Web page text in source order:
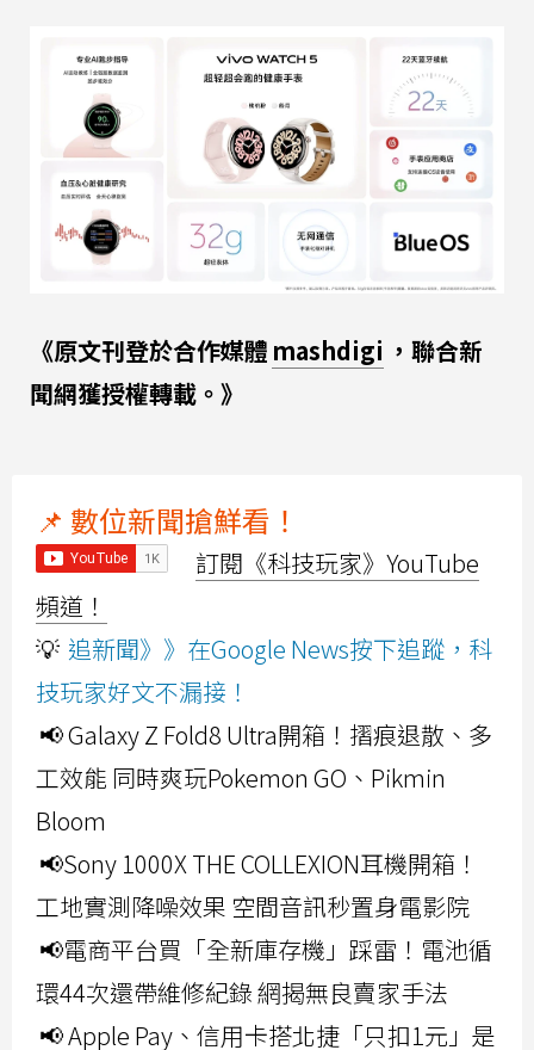
《原文刊登於合作媒體 mashdigi ，聯合新
聞網獲授權轉載。》
📌 數位新聞搶鮮看！
訂閱《科技玩家》YouTube
頻道！
💡 追新聞》》在Google News按下追蹤，科
技玩家好文不漏接！
📢 Galaxy Z Fold8 Ultra開箱！摺痕退散、多
工效能 同時爽玩Pokemon GO、Pikmin
Bloom
📢Sony 1000X THE COLLEXION耳機開箱！
工地實測降噪效果 空間音訊秒置身電影院
📢電商平台買「全新庫存機」踩雷！電池循
環44次還帶維修紀錄 網揭無良賣家手法
📢 Apple Pay、信用卡搭北捷「只扣1元」是